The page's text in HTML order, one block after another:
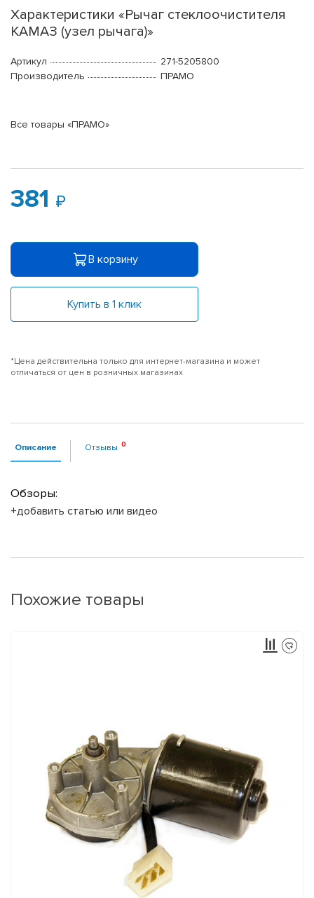
Характеристики «Рычаг стеклоочистителя
КАМАЗ (узел рычага)»
Артикул
271-5205800
Производитель
ПРАМО
Все товары «ПРАМО»
381
В корзину
Купить в 1 клик
*Цена действительна только для интернет-магазина и может
отличаться от цен в розничных магазинах
Описание Отзывы
Обзоры:
+добавить статью или видео
Похожие товары